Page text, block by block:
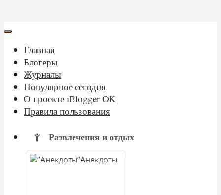
Главная
Блогеры
Журналы
Популярное сегодня
О проекте iBlogger OK
Правила пользования
Развлечения и отдых
Анекдоты